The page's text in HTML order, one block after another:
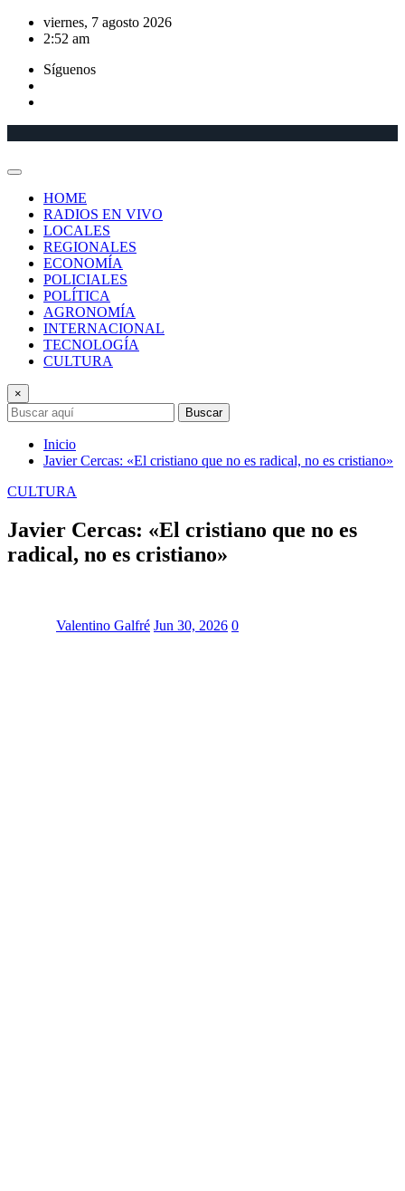
Saltar
viernes, 7 agosto 2026
2:52 am
Síguenos
HOME
RADIOS EN VIVO
LOCALES
REGIONALES
ECONOMÍA
POLICIALES
POLÍTICA
AGRONOMÍA
INTERNACIONAL
TECNOLOGÍA
CULTURA
×
Buscar
Inicio
Javier Cercas: «El cristiano que no es radical, no es cristiano»
CULTURA
Javier Cercas: «El cristiano que no es
radical, no es cristiano»
Valentino Galfré Jun 30, 2026 0